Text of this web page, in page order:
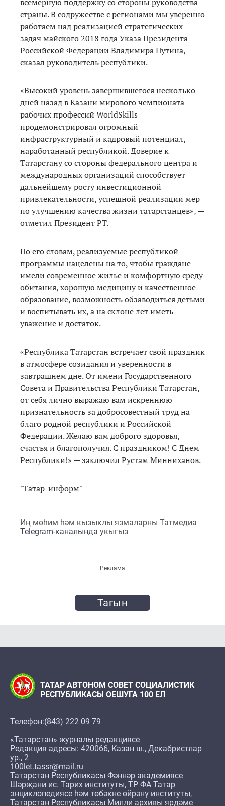
страны. В содружестве с регионами мы уверенно
работаем над реализацией стратегических
задач майского 2018 года Указа Президента
Российской Федерации Владимира Путина,
сказал руководитель республики.
«Высокий уровень завершившегося несколько
дней назад в Казани мирового чемпионата
рабочих профессий WorldSkills
продемонстрировал огромный
инфраструктурный и кадровый потенциал,
наработанный республикой. Доверие к
Татарстану со стороны федерального центра и
международных организаций способствует
дальнейшему росту инвестиционной
привлекательности, успешной реализации мер
по улучшению качества жизни татарстанцев», —
отметил Президент РТ.
По его словам, реализуемые республикой
программы нацелены на то, чтобы граждане
имели современное жилье и комфортную среду
обитания, хорошую медицину и качественное
образование, возможность обзаводиться детьми
и воспитывать их, а на склоне лет иметь
уважение и достаток.
«Республика Татарстан встречает свой праздник
в атмосфере созидания и уверенности в
завтрашнем дне. От имени Государственного
Совета и Правительства Республики Татарстан,
от себя лично выражаю вам искреннюю
признательность за добросовестный труд на
благо родной республики и Российской
Федерации. Желаю вам доброго здоровья,
счастья и благополучия. С праздником! С Днем
Республики!» — заключил Рустам Минниханов.
"Татар-информ"
Иң мөһим һәм кызыклы язмаларны Татмедиа
Telegram-каналында укыгыз
Реклама
Тагын
ТАТАР АВТОНОМ СОВЕТ СОЦИАЛИСТИК
РЕСПУБЛИКАСЫ ОЕШУГА 100 ЕЛ
Телефон:(843) 222 09 79
«Татарстан» журналы редакциясе
Редакция адресы: 420066, Казан ш., Декабристлар
ур., 2
100let.tassr@mail.ru
Татарстан Республикасы Фәннәр академиясе
Шәрҗани ис. Тарих институты, ТР ФА Татар
энциклопедиясе һәм төбәкне өйрәнү институты,
Татарстан Республикасы Милли архивы ярдәме